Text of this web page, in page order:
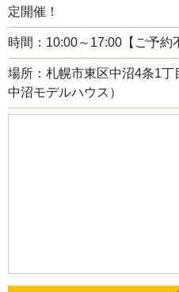
定開催！
時間：10:00～17:00【ご予約
場所：札幌市東区中沼4条1
中沼モデルハウス）